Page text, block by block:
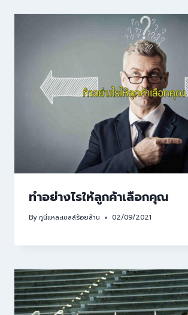
ทำอย่างไรให้ลูกค้าเลือกคุณ
Byกูนี่แหละเซลล์ร้อยล้าน 02/09/2021